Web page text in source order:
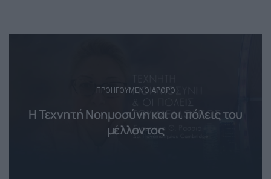
Post
ΠΡΟΗΓΟΎΜΕΝΟ ΆΡΘΡΟ
Η Τεχνητή Νοημοσύνη και οι πόλεις του
μέλλοντος